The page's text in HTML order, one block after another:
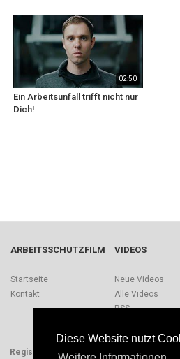
Diese Website nutzt
02:50
Ein Arbeitsunfall trifft nicht nur
Dich!
ARBEITSSCHUTZFILM
Startseite
Kontakt
VIDEOS
Neue Videos
Alle Videos
RSS
Registrieren Impressum Quellen